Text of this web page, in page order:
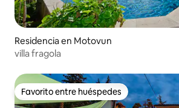
Residencia en Motovun
villa fragola
Favorito entre huéspedes
Favorito entre huéspedes